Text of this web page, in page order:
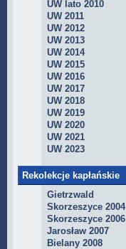
UW lato 2010
UW 2011
UW 2012
UW 2013
UW 2014
UW 2015
UW 2016
UW 2017
UW 2018
UW 2019
UW 2020
UW 2021
UW 2023
Rekolekcje kapłańskie
Gietrzwald
Skorzeszyce 2004
Skorzeszyce 2006
Jarosław 2007
Bielany 2008